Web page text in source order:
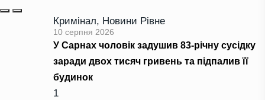
Кримінал, Новини Рівне
10 серпня 2026
У Сарнах чоловік задушив 83-річну сусідку
заради двох тисяч гривень та підпалив її
будинок
1